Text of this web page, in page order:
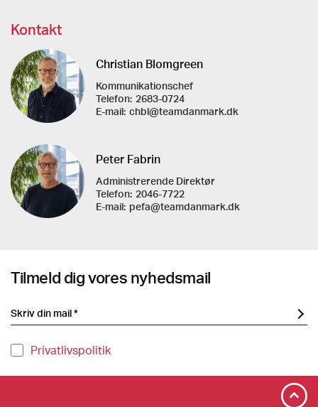
Kontakt
Christian Blomgreen
Kommunikationschef
Telefon: 2683-0724
E-mail: chbl@teamdanmark.dk
Peter Fabrin
Administrerende Direktør
Telefon: 2046-7722
E-mail: pefa@teamdanmark.dk
Tilmeld dig vores nyhedsmail
Privatlivspolitik